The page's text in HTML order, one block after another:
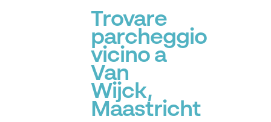
Trovare
parcheggio
vicino a
Van
Wijck,
Maastricht